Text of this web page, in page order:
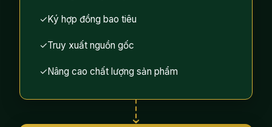
✓ Ký hợp đồng bao tiêu
✓Truy xuất nguồn gốc
✓ Nâng cao chất lượng sản phẩm